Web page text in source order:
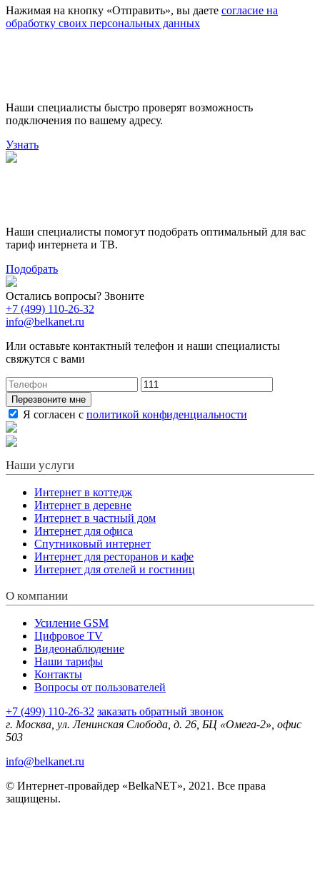
Нажимая на кнопку «Отправить», вы даете согласие на
обработку своих персональных данных
Наши специалисты быстро проверят возможность
подключения по вашему адресу.
Узнать
Наши специалисты помогут подобрать оптимальный для вас
тариф интернета и ТВ.
Подобрать
Остались вопросы? Звоните
+7 (499) 110-26-32
info@belkanet.ru
Или оставьте контактный телефон и наши специалисты
свяжутся с вами
Перезвоните мне
Я согласен с политикой конфиденциальности
Наши услуги
Интернет в коттедж
Интернет в деревне
Интернет в частный дом
Интернет для офиса
Спутниковый интернет
Интернет для ресторанов и кафе
Интернет для отелей и гостиниц
О компании
Усиление GSM
Цифровое TV
Видеонаблюдение
Наши тарифы
Контакты
Вопросы от пользователей
+7 (499) 110-26-32 заказать обратный звонок
г. Москва, ул. Ленинская Слобода, д. 26, БЦ «Омега-2», офис
503
info@belkanet.ru
© Интернет-провайдер «BelkaNET», 2021. Все права
защищены.